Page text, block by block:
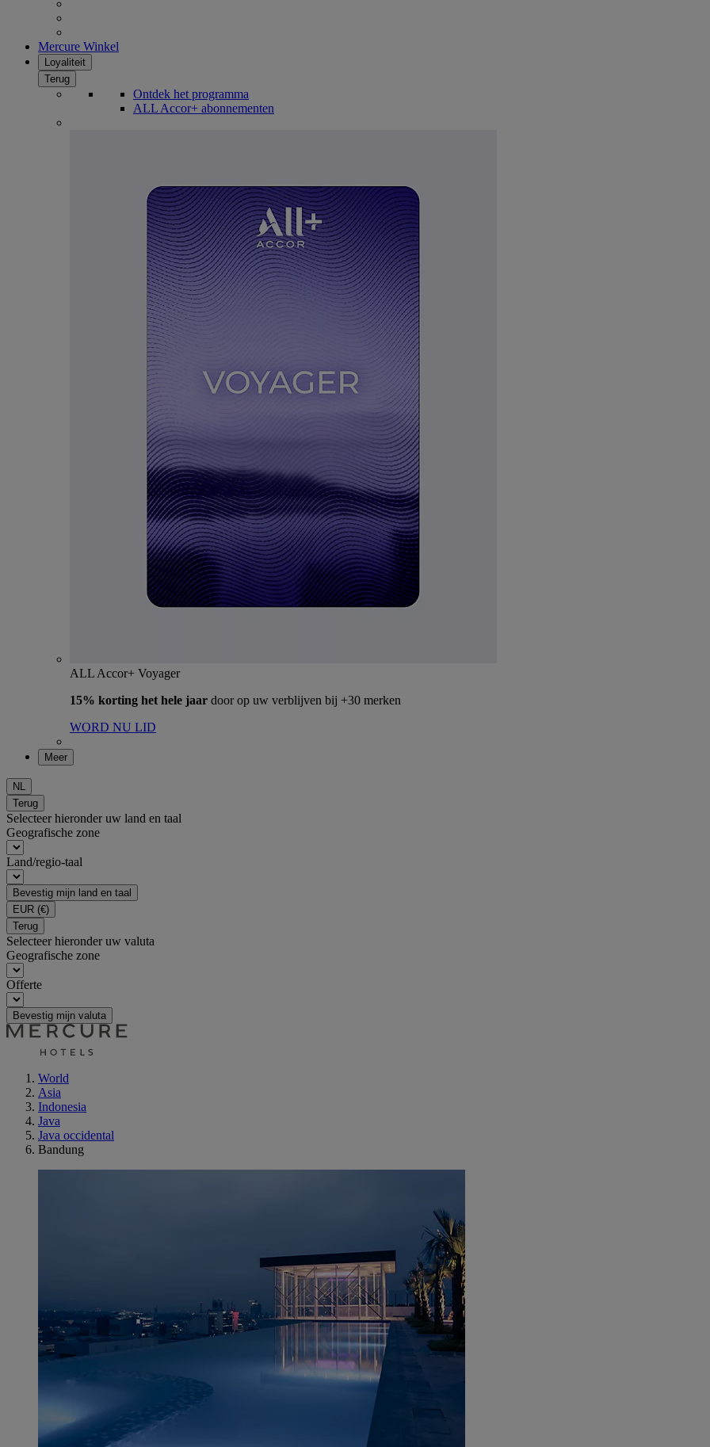
Mercure Winkel
Loyaliteit
Terug
Ontdek het programma
ALL Accor+ abonnementen
ALL Accor+ Voyager
15% korting het hele jaar door op uw verblijven bij +30 merken
WORD NU LID
Meer
NL
Terug
Selecteer hieronder uw land en taal
Geografische zone
Land/regio-taal
Bevestig mijn land en taal
EUR (€)
Terug
Selecteer hieronder uw valuta
Geografische zone
Offerte
Bevestig mijn valuta
World
Asia
Indonesia
Java
Java occidental
Bandung